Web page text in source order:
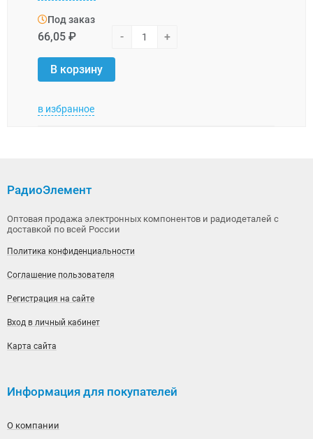
Под заказ
66,05 ₽ - +
В корзину
в избранное
РадиоЭлемент
Оптовая продажа электронных компонентов и радиодеталей с
доставкой по всей России
Политика конфиденциальности
Соглашение пользователя
Регистрация на сайте
Вход в личный кабинет
Карта сайта
Информация для покупателей
О компании